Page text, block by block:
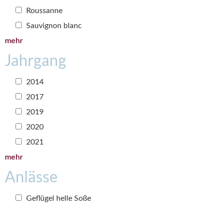
Roussanne
Sauvignon blanc
mehr
Jahrgang
2014
2017
2019
2020
2021
mehr
Anlässe
Geflügel helle Soße